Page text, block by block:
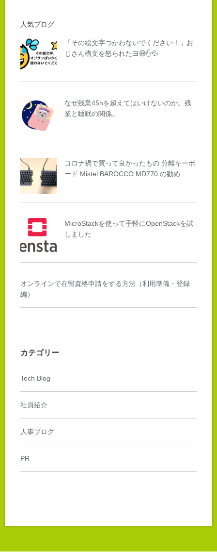
人気ブログ
「その絵文字つかわないでください！」お
じさん構文を怒られたヨ😅✋💦
なぜ残業45hを超えてはいけないのか。残
業と睡眠の関係。
コロナ禍で買って良かったもの 分離キーボ
ード Mistel BAROCCO MD770 の勧め
MicroStackを使って手軽にOpenStackを試
しました
オンラインで在留資格申請をする方法（利用準備・登録
編）
カテゴリー
Tech Blog
社員紹介
人事ブログ
PR